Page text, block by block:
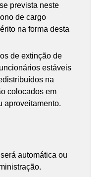
prevista neste
de cargo
na forma desta
de extinção de
estáveis
na
colocados em
aproveitamento.
automática ou